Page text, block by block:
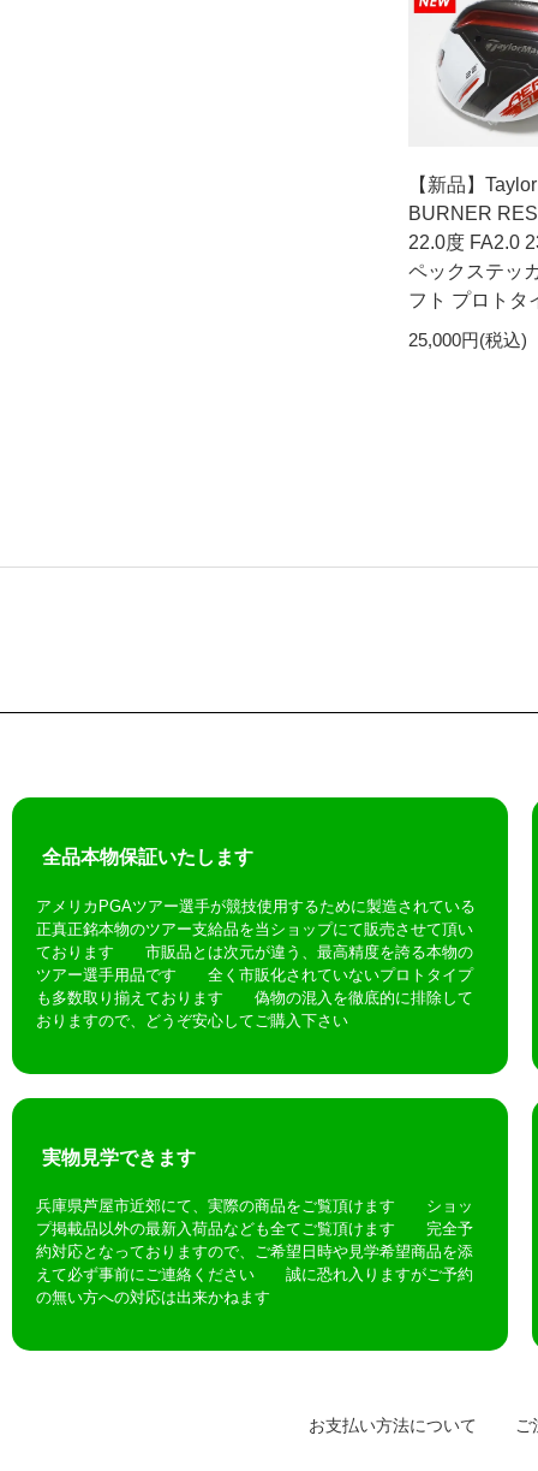
【新品】
BURNER
22.0度 FA2.0
ペックステッ
フト プロトタ
25,000円(税込)
全品本物保証いたします
アメリカPGAツアー選手が競技使用するために製造されている
正真正銘本物のツアー支給品を当ショップにて販売させて頂い
ております 市販品とは次元が違う、最高精度を誇る本物の
ツアー選手用品です 全く市販化されていないプロトタイプ
も多数取り揃えております 偽物の混入を徹底的に排除して
おりますので、どうぞ安心してご購入下さい
実物見学できます
兵庫県芦屋市近郊にて、実際の商品をご覧頂けます ショッ
プ掲載品以外の最新入荷品なども全てご覧頂けます 完全予
約対応となっておりますので、ご希望日時や見学希望商品を添
えて必ず事前にご連絡ください 誠に恐れ入りますがご予約
の無い方への対応は出来かねます
お支払い方法について ご